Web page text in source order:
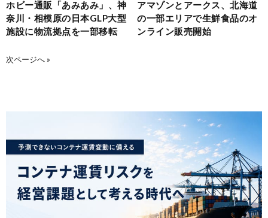
ホビー通販「あみあみ」、神
奈川・相模原の日本GLP大型
施設に物流拠点を一部移転
アマゾンとアークス、北海道
の一部エリアで生鮮食品のオ
ンライン販売開始
次ページへ »